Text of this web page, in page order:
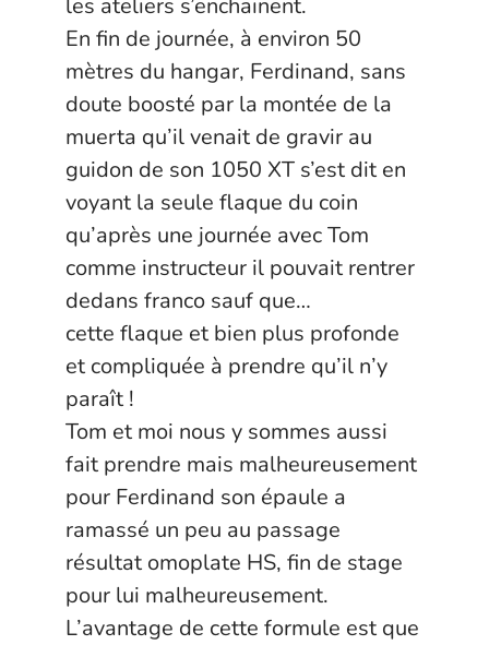
les ateliers s’enchainent.
En fin de journée, à environ 50
mètres du hangar, Ferdinand, sans
doute boosté par la montée de la
muerta qu’il venait de gravir au
guidon de son 1050 XT s’est dit en
voyant la seule flaque du coin
qu’après une journée avec Tom
comme instructeur il pouvait rentrer
dedans franco sauf que…
cette flaque et bien plus profonde
et compliquée à prendre qu’il n’y
paraît !
Tom et moi nous y sommes aussi
fait prendre mais malheureusement
pour Ferdinand son épaule a
ramassé un peu au passage
résultat omoplate HS, fin de stage
pour lui malheureusement.
L’avantage de cette formule est que